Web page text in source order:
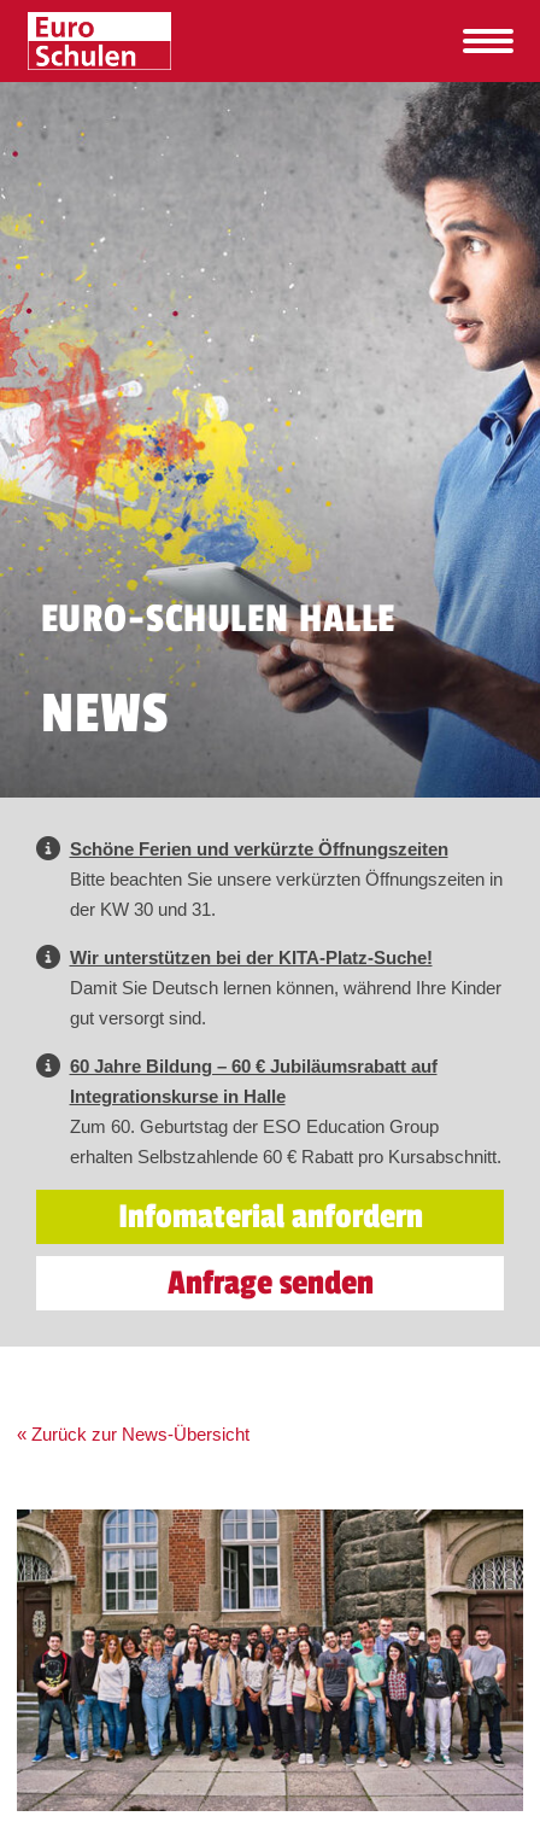
EURO-SCHULEN HALLE
NEWS
Schöne Ferien und verkürzte Öffnungszeiten
Bitte beachten Sie unsere verkürzten Öffnungszeiten in
der KW 30 und 31.
Wir unterstützen bei der KITA-Platz-Suche!
Damit Sie Deutsch lernen können, während Ihre Kinder
gut versorgt sind.
60 Jahre Bildung – 60 € Jubiläumsrabatt auf
Integrationskurse in Halle
Zum 60. Geburtstag der ESO Education Group
erhalten Selbstzahlende 60 € Rabatt pro Kursabschnitt.
Infomaterial anfordern
Anfrage senden
« Zurück zur News-Übersicht